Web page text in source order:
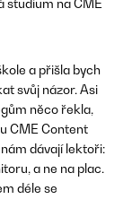
studium na CME
a přišla bych
svůj názor. Asi
něco řekla,
CME Content
dávají lektoři:
a ne na plac.
déle se